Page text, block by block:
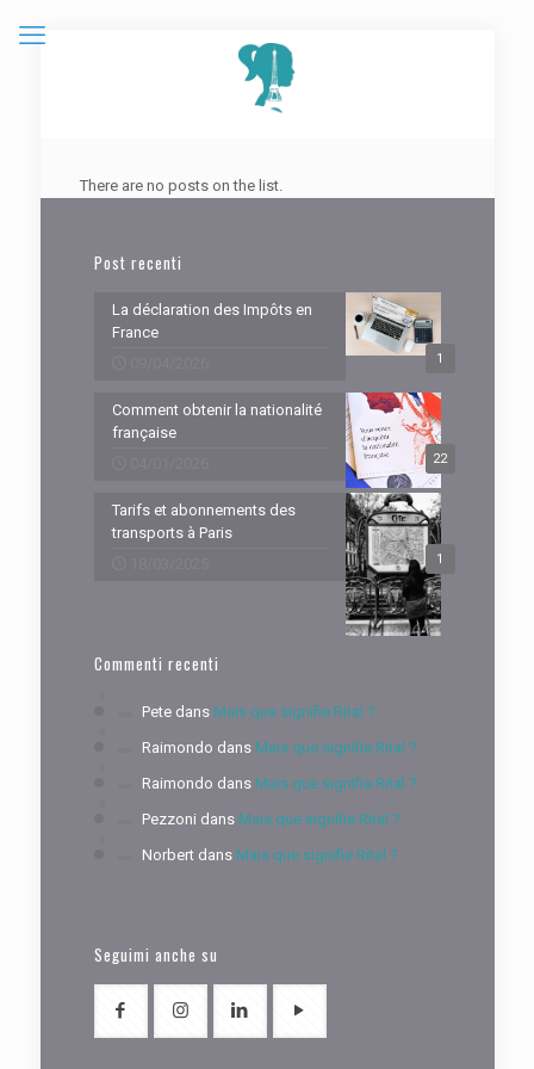
There are no posts on the list.
Post recenti
1
La déclaration des Impôts en
France
22
Comment obtenir la nationalité
française
1
Tarifs et abonnements des
transports à Paris
Commenti recenti
Petedans Mais que signifie Rital ?
Raimondo dans Mais que signifie Rital ?
Raimondo dans Mais que signifie Rital ?
Pezzoni dans Mais que signifie Rital ?
Norbertdans Mais que signifie Rital ?
Seguimi anche su